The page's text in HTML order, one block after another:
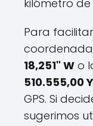
kilómetro
Para
18,251" W o
510.555,00
GPS. Si
sugerimos